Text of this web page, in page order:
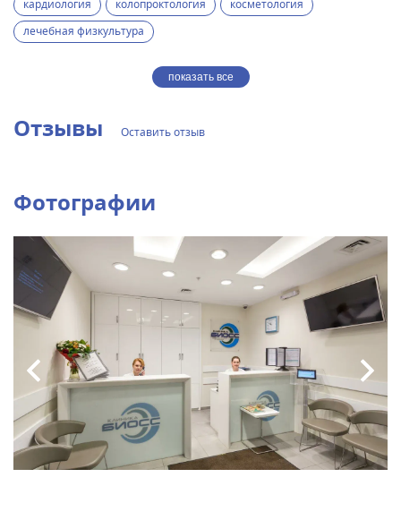
кардиология колопроктология
косметология
лечебная физкультура
показать все
Отзывы Оставить отзыв
Фотографии